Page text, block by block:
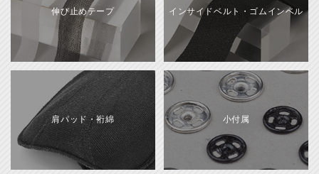
伸び止めテープ インサイドベルト・ゴムインベル
肩パッド・裄綿 小付属